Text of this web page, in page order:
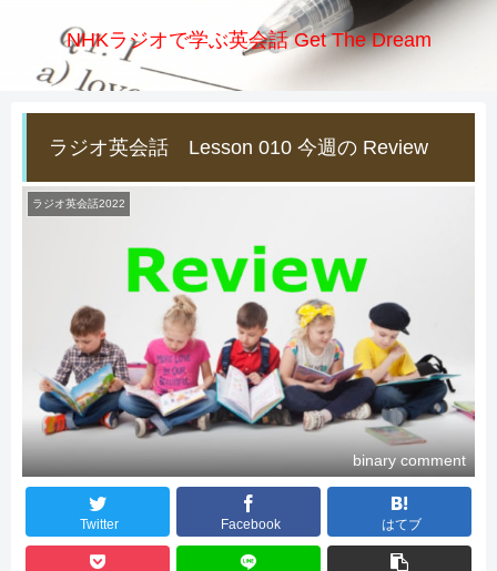
NHKラジオで学ぶ英会話 Get The Dream
ラジオ英会話 Lesson 010 今週の Review
ラジオ英会話2022
binary comment
Twitter Facebook はてブ